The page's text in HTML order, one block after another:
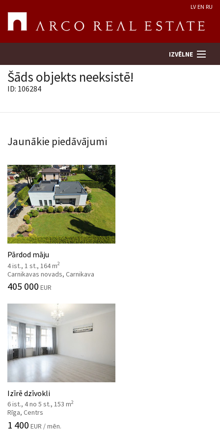
LV EN RU
IZVĒLNE
Uzņēmums
Pakalpojumi
Kontakti
Šāds objekts neeksistē!
ID: 106284
Jaunākie piedāvājumi
Pārdod māju
4 ist., 1 st., 164 m2
Carnikavas novads, Carnikava
405 000 EUR
Izīrē dzīvokli
6 ist., 4 no 5 st., 153 m2
Rīga, Centrs
1 400 EUR / mēn.